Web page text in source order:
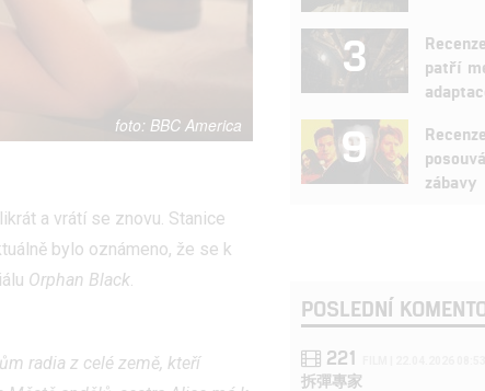
BBC America
a vrátí se znovu. Stanice
bylo oznámeno, že se k
Orphan Black.
radia z celé země, kteří
3
patří
9
zábavy
POSLEDNÍ
221
拆彈專家